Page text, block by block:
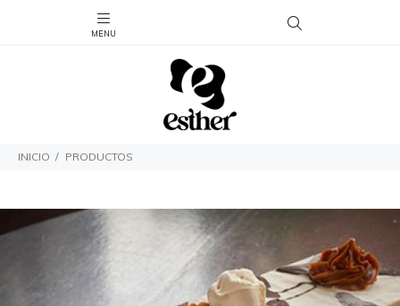
INICIO PRODUCTOS